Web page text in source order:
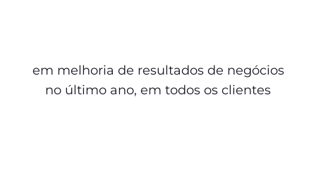
em melhoria de resultados de negócios
no último ano, em todos os clientes